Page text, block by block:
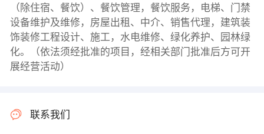
（除住宿、餐饮）、餐饮管理，餐饮服务，电梯、门禁
设备维护及维修，房屋出租、中介、销售代理，建筑装
饰装修工程设计、施工，水电维修、绿化养护、园林绿
化。（依法须经批准的项目，经相关部门批准后方可开
展经营活动）
联系我们